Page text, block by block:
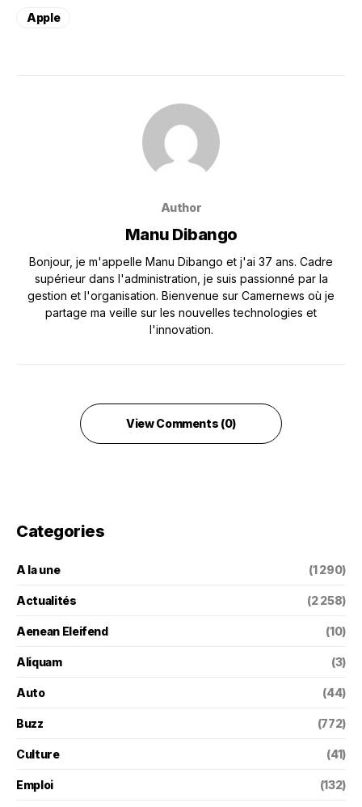
Apple
Author
Manu Dibango
Bonjour, je m'appelle Manu Dibango et j'ai 37 ans. Cadre
supérieur dans l'administration, je suis passionné par la
gestion et l'organisation. Bienvenue sur Camernews où je
partage ma veille sur les nouvelles technologies et
l'innovation.
View Comments (0)
Categories
A la une (1 290)
Actualités (2 258)
Aenean Eleifend (10)
Aliquam (3)
Auto (44)
Buzz (772)
Culture (41)
Emploi (132)